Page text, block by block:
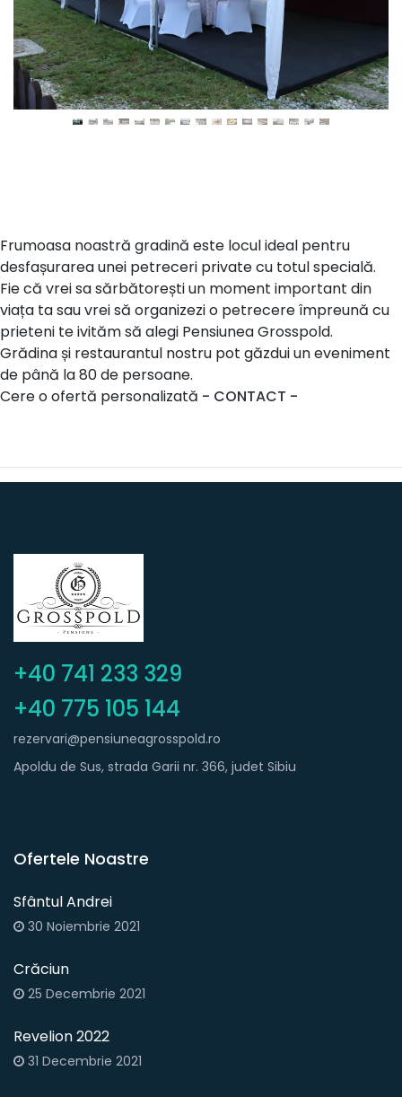
Frumoasa noastră gradină este locul ideal pentru
desfașurarea unei petreceri private cu totul specială.
Fie că vrei sa sărbătorești un moment important din
viața ta sau vrei să organizezi o petrecere împreună cu
prieteni te ivităm să alegi Pensiunea Grosspold.
Grădina și restaurantul nostru pot găzdui un eveniment
de până la 80 de persoane.
Cere o ofertă personalizată - CONTACT -
+40 741 233 329
+40 775 105 144
rezervari@pensiuneagrosspold.ro
Apoldu de Sus, strada Garii nr. 366, judet Sibiu
Ofertele Noastre
Sfântul Andrei
30 Noiembrie 2021
Crăciun
25 Decembrie 2021
Revelion 2022
31 Decembrie 2021